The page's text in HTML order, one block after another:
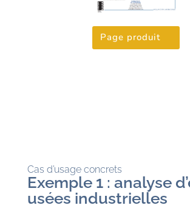
Page produit
Cas d’usage concrets
Exemple 1 : analyse
usées industrielles